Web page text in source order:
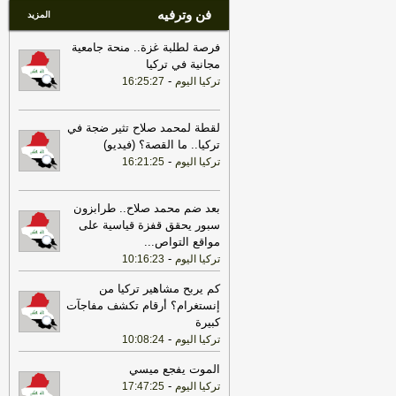
سلاح "حماس": المحاولة محكوم عليها
بالفشل-لبنانون 24
فن وترفيه المزيد
فرصة لطلبة غزة.. منحة جامعية
مجانية في تركيا
تركيا اليوم -
16:25:27
لقطة لمحمد صلاح تثير ضجة في
تركيا.. ما القصة؟ (فيديو)
تركيا اليوم -
16:21:25
بعد ضم محمد صلاح.. طرابزون
سبور يحقق قفزة قياسية على
مواقع التواص...
تركيا اليوم -
10:16:23
كم يربح مشاهير تركيا من
إنستغرام؟ أرقام تكشف مفاجآت
كبيرة
تركيا اليوم -
10:08:24
الموت يفجع ميسي
تركيا اليوم -
17:47:25